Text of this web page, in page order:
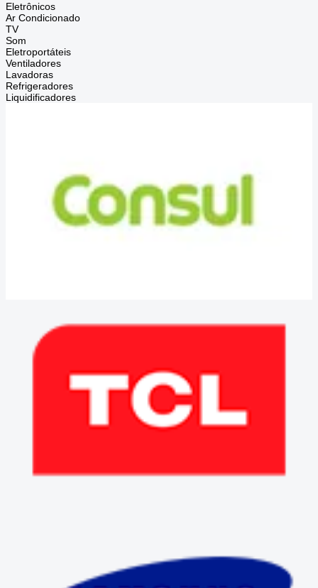
Eletrônicos
Ar Condicionado
TV
Som
Eletroportáteis
Ventiladores
Lavadoras
Refrigeradores
Liquidificadores